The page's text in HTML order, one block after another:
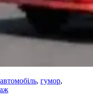
автомобіль, гумор,